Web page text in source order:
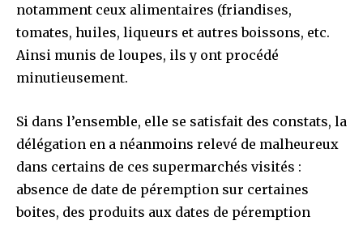
notamment ceux alimentaires (friandises,
tomates, huiles, liqueurs et autres boissons, etc.
Ainsi munis de loupes, ils y ont procédé
minutieusement.
Si dans l’ensemble, elle se satisfait des constats, la
délégation en a néanmoins relevé de malheureux
dans certains de ces supermarchés visités :
absence de date de péremption sur certaines
boites, des produits aux dates de péremption